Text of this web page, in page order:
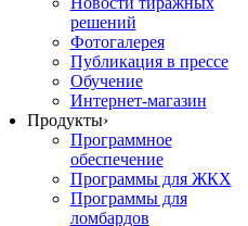
решений
Фотогалерея
Публикация в прессе
Обучение
Интернет-магазин
Продукты›
Программное
обеспечение
Программы для ЖКХ
Программы для
ломбардов